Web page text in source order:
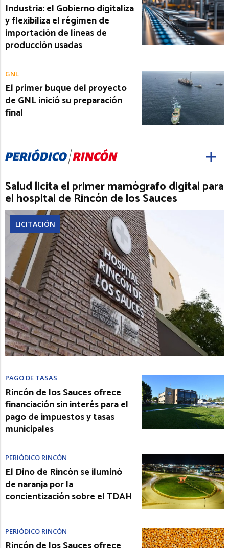
Industria: el Gobierno digitaliza
y flexibiliza el régimen de
importación de líneas de
producción usadas
GNL
El primer buque del proyecto
de GNL inició su preparación
final
Salud licita el primer mamógrafo digital para
el hospital de Rincón de los Sauces
LICITACIÓN
PAGO DE TASAS
Rincón de los Sauces ofrece
financiación sin interés para el
pago de impuestos y tasas
municipales
PERIÓDICO RINCÓN
El Dino de Rincón se iluminó
de naranja por la
concientización sobre el TDAH
PERIÓDICO RINCÓN